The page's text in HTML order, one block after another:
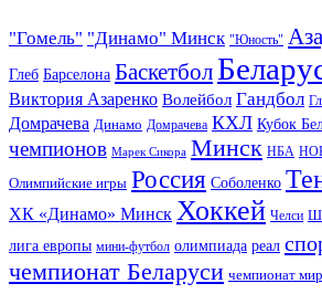
"Гомель" "Динамо" Минск "Юность"
Глеб Барселона Баскетбол
Виктория Азаренко Волейбол Гандбол
Домрачева Динамо Домрачева КХЛ Кубок
чемпионов Марек Сикора Минск НБА
Олимпийские игры Россия Соболенко
ХК «Динамо» Минск Хоккей Челси
лига европы мини-футбол олимпиада реал
чемпионат Беларуси чемпионат